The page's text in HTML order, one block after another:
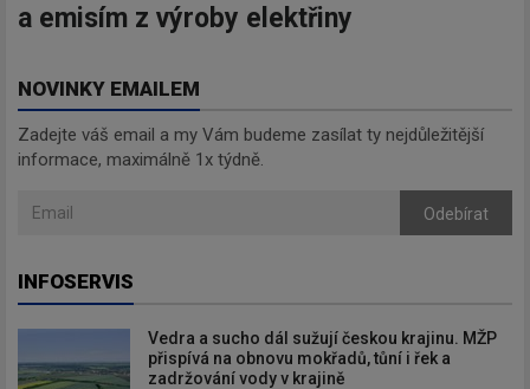
a emisím z výroby elektřiny
NOVINKY EMAILEM
Zadejte váš email a my Vám budeme zasílat ty nejdůležitější
informace, maximálně 1x týdně.
Odebírat
INFOSERVIS
Vedra a sucho dál sužují českou krajinu. MŽP
přispívá na obnovu mokřadů, tůní i řek a
zadržování vody v krajině